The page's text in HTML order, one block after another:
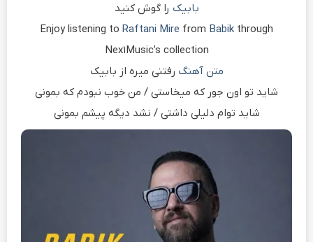
بابیک را گوش کنید
Enjoy listening to Raftani Mire from Babik through
Nex1Music’s collection
متن آهنگ رفتنی میره از بابیک
شاید تو اون جور که میخاستی / من خوب نبودم که بمونی
شاید توام دلیلی داشتی / نشد دیگه پیشم بمونی